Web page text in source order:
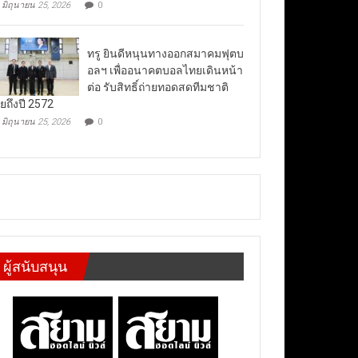
มิถุนายน 25, 2026 0
ทรู ยินดีหนุนทางออกสมาคมฟุตบ
อลฯ เพื่ออนาคตบอลไทยเดินหน้า
ต่อ รับสิทธิ์ถ่ายทอดสดทีมชาติ
ถึงปี 2572
มิถุนายน 25, 2026 0
ผู้สนับสนุน